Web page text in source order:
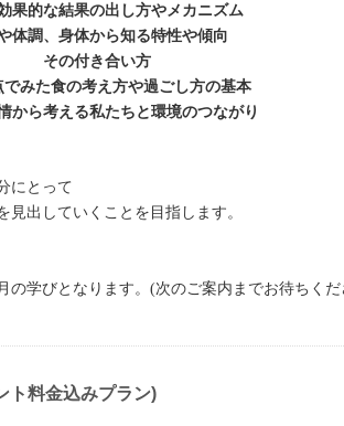
果的な結果の出し方やメカニズム
体調、身体から知る特性や傾向
その付き合い方
でみた食の考え方や過ごし方の基本
から考える私たちと環境のつながり
にとって
出していくことを目指します。
の学びとなります。(次のご案内までお待ちく
ト料金込みプラン)